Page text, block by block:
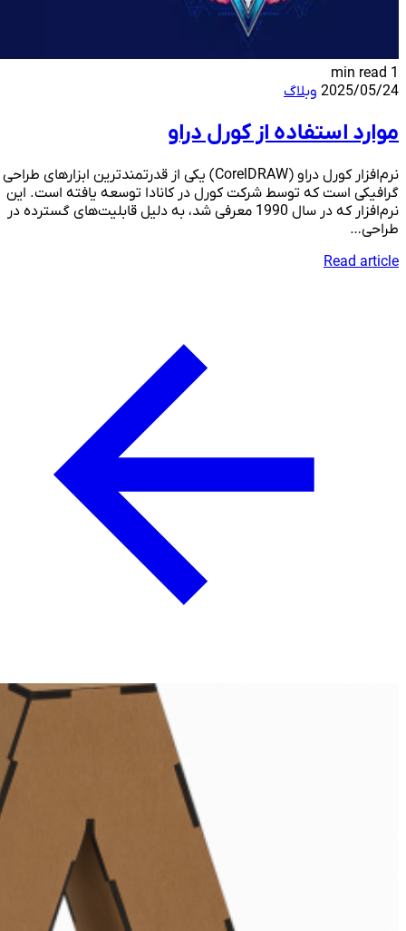
2025/05/24 وبلاگ
موارد استفاده از کورل دراو
نرم‌افزار کورل دراو (CorelDRAW) یکی از قدرتمندترین ابزارهای طراحی
گرافیکی است که توسط شرکت کورل در کانادا توسعه یافته است. این
نرم‌افزار که در سال 1990 معرفی شد، به دلیل قابلیت‌های گسترده در
طراحی…
Read article